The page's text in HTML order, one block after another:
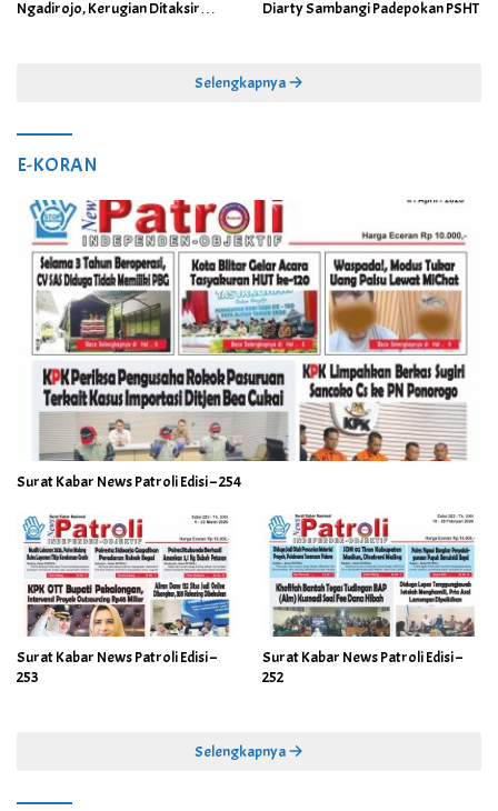
Ngadirojo, Kerugian Ditaksir
Diarty Sambangi Padepokan PSHT
Selengkapnya
E-KORAN
Surat Kabar News Patroli Edisi – 254
Surat Kabar News Patroli Edisi –
253
Surat Kabar News Patroli Edisi –
252
Selengkapnya